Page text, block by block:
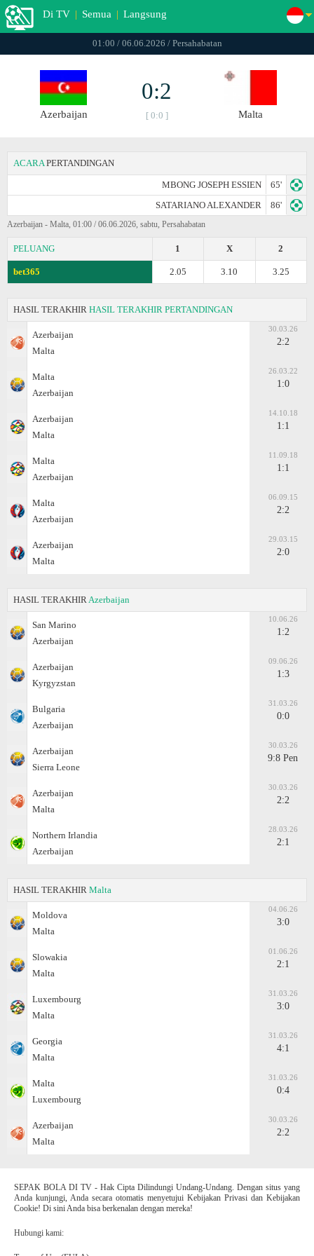
Di TV | Semua | Langsung
01:00 / 06.06.2026 / Persahabatan
Azerbaijan
0:2
[ 0:0 ] Malta
ACARA PERTANDINGAN
MBONG JOSEPH ESSIEN
65'
SATARIANO ALEXANDER
86'
Azerbaijan - Malta, 01:00 / 06.06.2026, sabtu, Persahabatan
PELUANG 2
X
1
bet365 3.25
3.10
2.05
HASIL TERAKHIR HASIL TERAKHIR PERTANDINGAN
Azerbaijan
Malta
30.03.26
2:2
Malta
Azerbaijan
26.03.22
1:0
Azerbaijan
Malta
14.10.18
1:1
Malta
Azerbaijan
11.09.18
1:1
Malta
Azerbaijan
06.09.15
2:2
Azerbaijan
Malta
29.03.15
2:0
HASIL TERAKHIR Azerbaijan
San Marino
Azerbaijan
10.06.26
1:2
Azerbaijan
Kyrgyzstan
09.06.26
1:3
Bulgaria
Azerbaijan
31.03.26
0:0
Azerbaijan
Sierra Leone
30.03.26
9:8 Pen
Azerbaijan
Malta
30.03.26
2:2
Northern Irlandia
Azerbaijan
28.03.26
2:1
HASIL TERAKHIR Malta
Moldova
Malta
04.06.26
3:0
Slowakia
Malta
01.06.26
2:1
Luxembourg
Malta
31.03.26
3:0
Georgia
Malta
31.03.26
4:1
Malta
Luxembourg
31.03.26
0:4
Azerbaijan
Malta
30.03.26
2:2
SEPAK BOLA DI TV - Hak Cipta Dilindungi Undang-Undang. Dengan situs yang
Anda kunjungi, Anda secara otomatis menyetujui Kebijakan Privasi dan Kebijakan
Cookie! Di sini Anda bisa berkenalan dengan mereka!
Hubungi kami: